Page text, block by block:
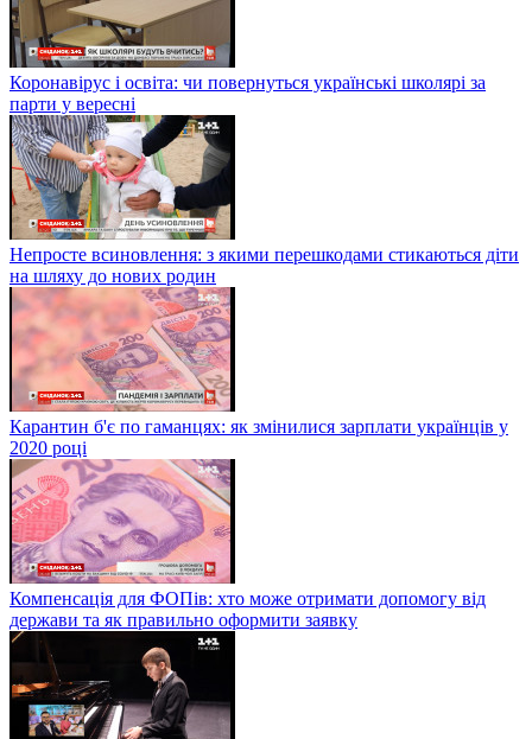
Коронавірус і освіта: чи повернуться українські школярі за
парти у вересні
Непросте всиновлення: з якими перешкодами стикаються діти
на шляху до нових родин
Карантин б'є по гаманцях: як змінилися зарплати українців у
2020 році
Компенсація для ФОПів: хто може отримати допомогу від
держави та як правильно оформити заявку